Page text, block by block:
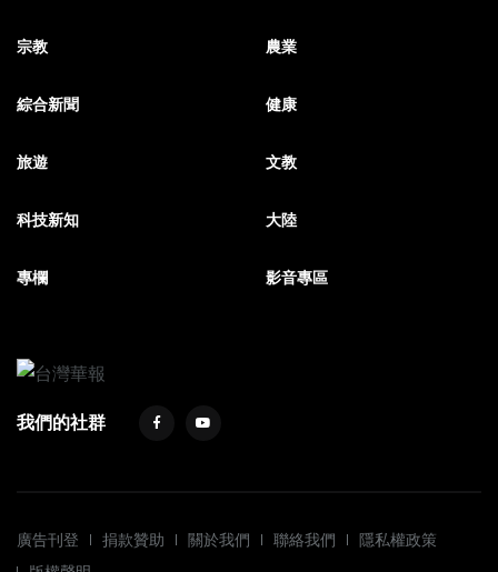
宗教 農業
綜合新聞 健康
旅遊 文教
科技新知 大陸
專欄 影音專區
我們的社群
廣告刊登 捐款贊助 關於我們 聯絡我們
隱私權政策